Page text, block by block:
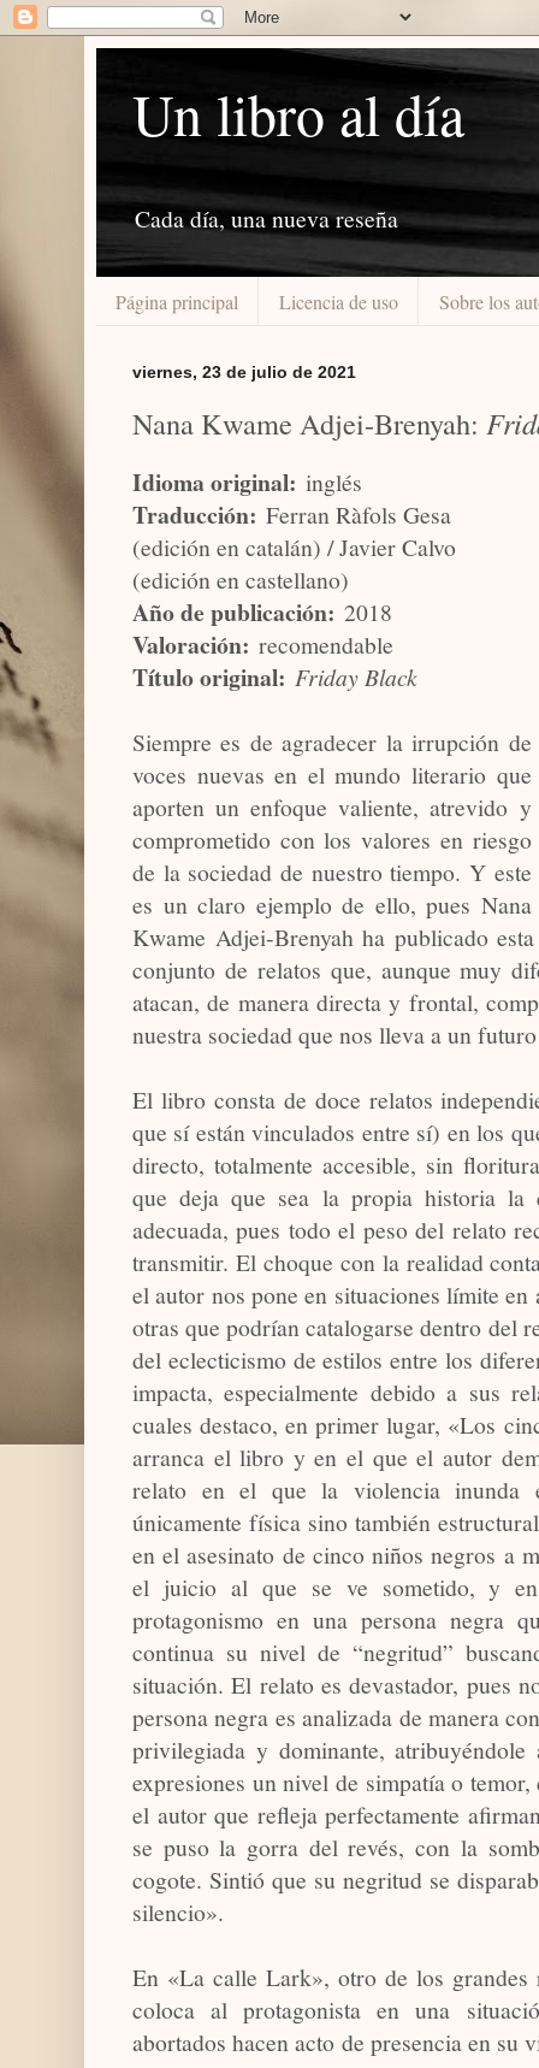
Un libro al día
Cada día, una nueva reseña
Página principal Licencia de uso Sobre los
viernes, 23 de julio de 2021
Nana Kwame Adjei-Brenyah:
Idioma original: inglés
Traducción: Ferran Ràfols Gesa
(edición en catalán) / Javier Calvo
(edición en castellano)
Año de publicación: 2018
Valoración: recomendable
Título original: Friday Black
Siempre es de agradecer la irrupción de
voces nuevas en el mundo literario que
aporten un enfoque valiente, atrevido y
comprometido con los valores en riesgo
de la sociedad de nuestro tiempo. Y este
es un claro ejemplo de ello, pues Nana
Kwame Adjei-Brenyah ha publicado
conjunto de relatos que, aunque muy
atacan, de manera directa y frontal,
nuestra sociedad que nos lleva a un
El libro consta de doce relatos
que sí están vinculados entre sí) en los
directo, totalmente accesible, sin
que deja que sea la propia historia
adecuada, pues todo el peso del relato
transmitir. El choque con la realidad
el autor nos pone en situaciones límite
otras que podrían catalogarse dentro del
del eclecticismo de estilos entre los
impacta, especialmente debido a sus
cuales destaco, en primer lugar, «Los
arranca el libro y en el que el autor
relato en el que la violencia inunda
únicamente física sino también
en el asesinato de cinco niños negros a
el juicio al que se ve sometido, y
protagonismo en una persona negra
continua su nivel de “negritud”
situación. El relato es devastador, pues
persona negra es analizada de manera
privilegiada y dominante,
expresiones un nivel de simpatía o
el autor que refleja perfectamente
se puso la gorra del revés, con la
cogote. Sintió que su negritud se
silencio».
En «La calle Lark», otro de los grandes
coloca al protagonista en una
abortados hacen acto de presencia en su